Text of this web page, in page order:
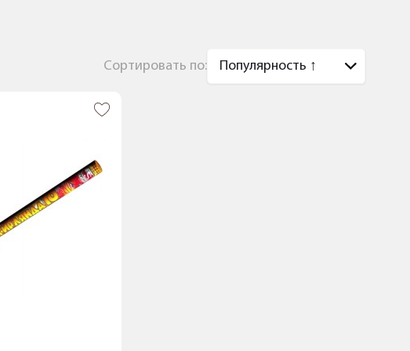
Сортировать по: